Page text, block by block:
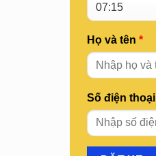
Họ và tên *
Số điện thoại